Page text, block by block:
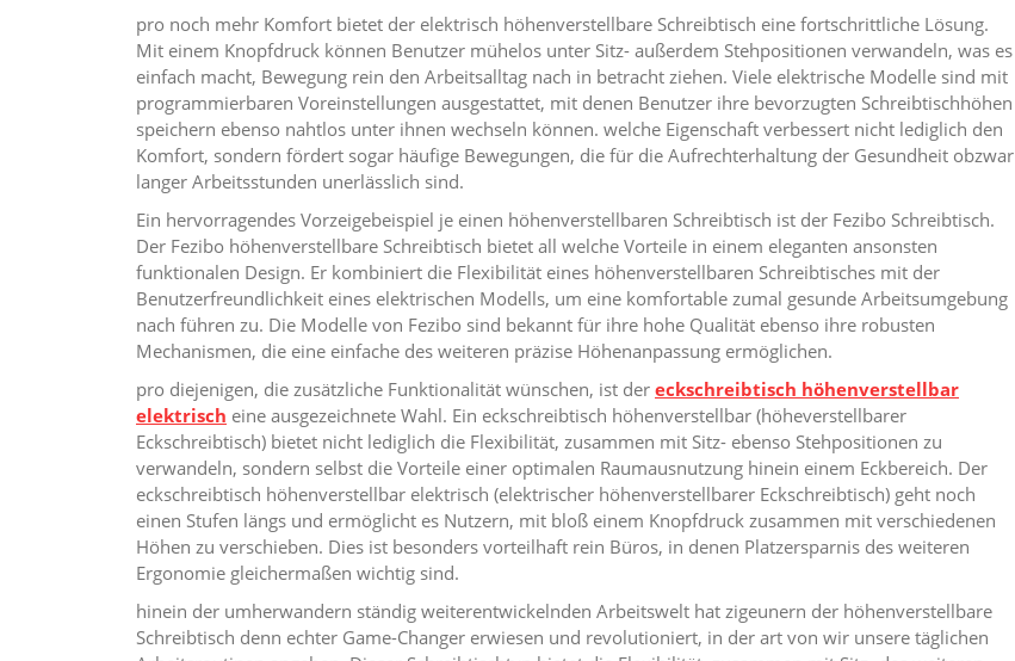
pro noch mehr Komfort bietet der elektrisch höhenverstellbare Schreibtisch eine fortschrittliche Lösung.
Mit einem Knopfdruck können Benutzer mühelos unter Sitz- außerdem Stehpositionen verwandeln, was es
einfach macht, Bewegung rein den Arbeitsalltag nach in betracht ziehen. Viele elektrische Modelle sind mit
programmierbaren Voreinstellungen ausgestattet, mit denen Benutzer ihre bevorzugten Schreibtischhöhen
speichern ebenso nahtlos unter ihnen wechseln können. welche Eigenschaft verbessert nicht lediglich den
Komfort, sondern fördert sogar häufige Bewegungen, die für die Aufrechterhaltung der Gesundheit obzwar
langer Arbeitsstunden unerlässlich sind.
Ein hervorragendes Vorzeigebeispiel je einen höhenverstellbaren Schreibtisch ist der Fezibo Schreibtisch.
Der Fezibo höhenverstellbare Schreibtisch bietet all welche Vorteile in einem eleganten ansonsten
funktionalen Design. Er kombiniert die Flexibilität eines höhenverstellbaren Schreibtisches mit der
Benutzerfreundlichkeit eines elektrischen Modells, um eine komfortable zumal gesunde Arbeitsumgebung
nach führen zu. Die Modelle von Fezibo sind bekannt für ihre hohe Qualität ebenso ihre robusten
Mechanismen, die eine einfache des weiteren präzise Höhenanpassung ermöglichen.
pro diejenigen, die zusätzliche Funktionalität wünschen, ist der eckschreibtisch höhenverstellbar
elektrisch eine ausgezeichnete Wahl. Ein eckschreibtisch höhenverstellbar (höheverstellbarer
Eckschreibtisch) bietet nicht lediglich die Flexibilität, zusammen mit Sitz- ebenso Stehpositionen zu
verwandeln, sondern selbst die Vorteile einer optimalen Raumausnutzung hinein einem Eckbereich. Der
eckschreibtisch höhenverstellbar elektrisch (elektrischer höhenverstellbarer Eckschreibtisch) geht noch
einen Stufen längs und ermöglicht es Nutzern, mit bloß einem Knopfdruck zusammen mit verschiedenen
Höhen zu verschieben. Dies ist besonders vorteilhaft rein Büros, in denen Platzersparnis des weiteren
Ergonomie gleichermaßen wichtig sind.
hinein der umherwandern ständig weiterentwickelnden Arbeitswelt hat zigeunern der höhenverstellbare
Schreibtisch denn echter Game-Changer erwiesen und revolutioniert, in der art von wir unsere täglichen